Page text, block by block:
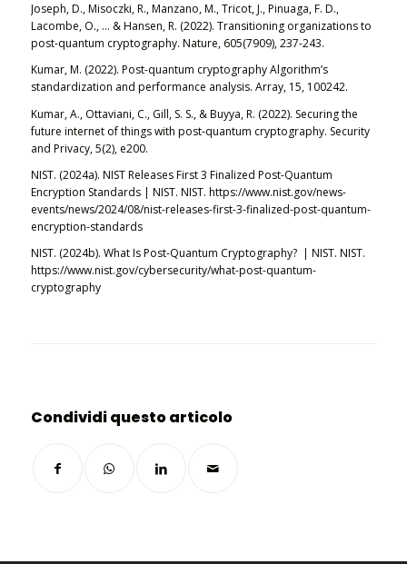
Joseph, D., Misoczki, R., Manzano, M., Tricot, J., Pinuaga, F. D.,
Lacombe, O., … & Hansen, R. (2022). Transitioning organizations to
post-quantum cryptography. Nature, 605(7909), 237-243.
Kumar, M. (2022). Post-quantum cryptography Algorithm’s
standardization and performance analysis. Array, 15, 100242.
Kumar, A., Ottaviani, C., Gill, S. S., & Buyya, R. (2022). Securing the
future internet of things with post‐quantum cryptography. Security
and Privacy,5(2), e200.
NIST. (2024a). NIST Releases First 3 Finalized Post-Quantum
Encryption Standards | NIST. NIST. https://www.nist.gov/news-
events/news/2024/08/nist-releases-first-3-finalized-post-quantum-
encryption-standards
NIST. (2024b). What Is Post-Quantum Cryptography? | NIST. NIST.
https://www.nist.gov/cybersecurity/what-post-quantum-
cryptography
Condividi questo articolo